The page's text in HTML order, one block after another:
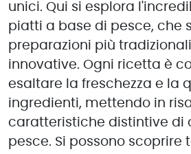
unici. Qui si esplora
piatti a base di pesce, che
preparazioni più
innovative. Ogni ricetta è
esaltare la freschezza e la
ingredienti, mettendo in
caratteristiche distintive di
pesce. Si possono scoprire